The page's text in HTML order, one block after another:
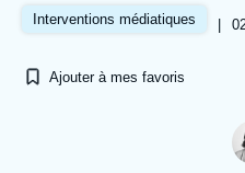
Analyses
Interventions médiatiques |
Ajouter à mes favoris